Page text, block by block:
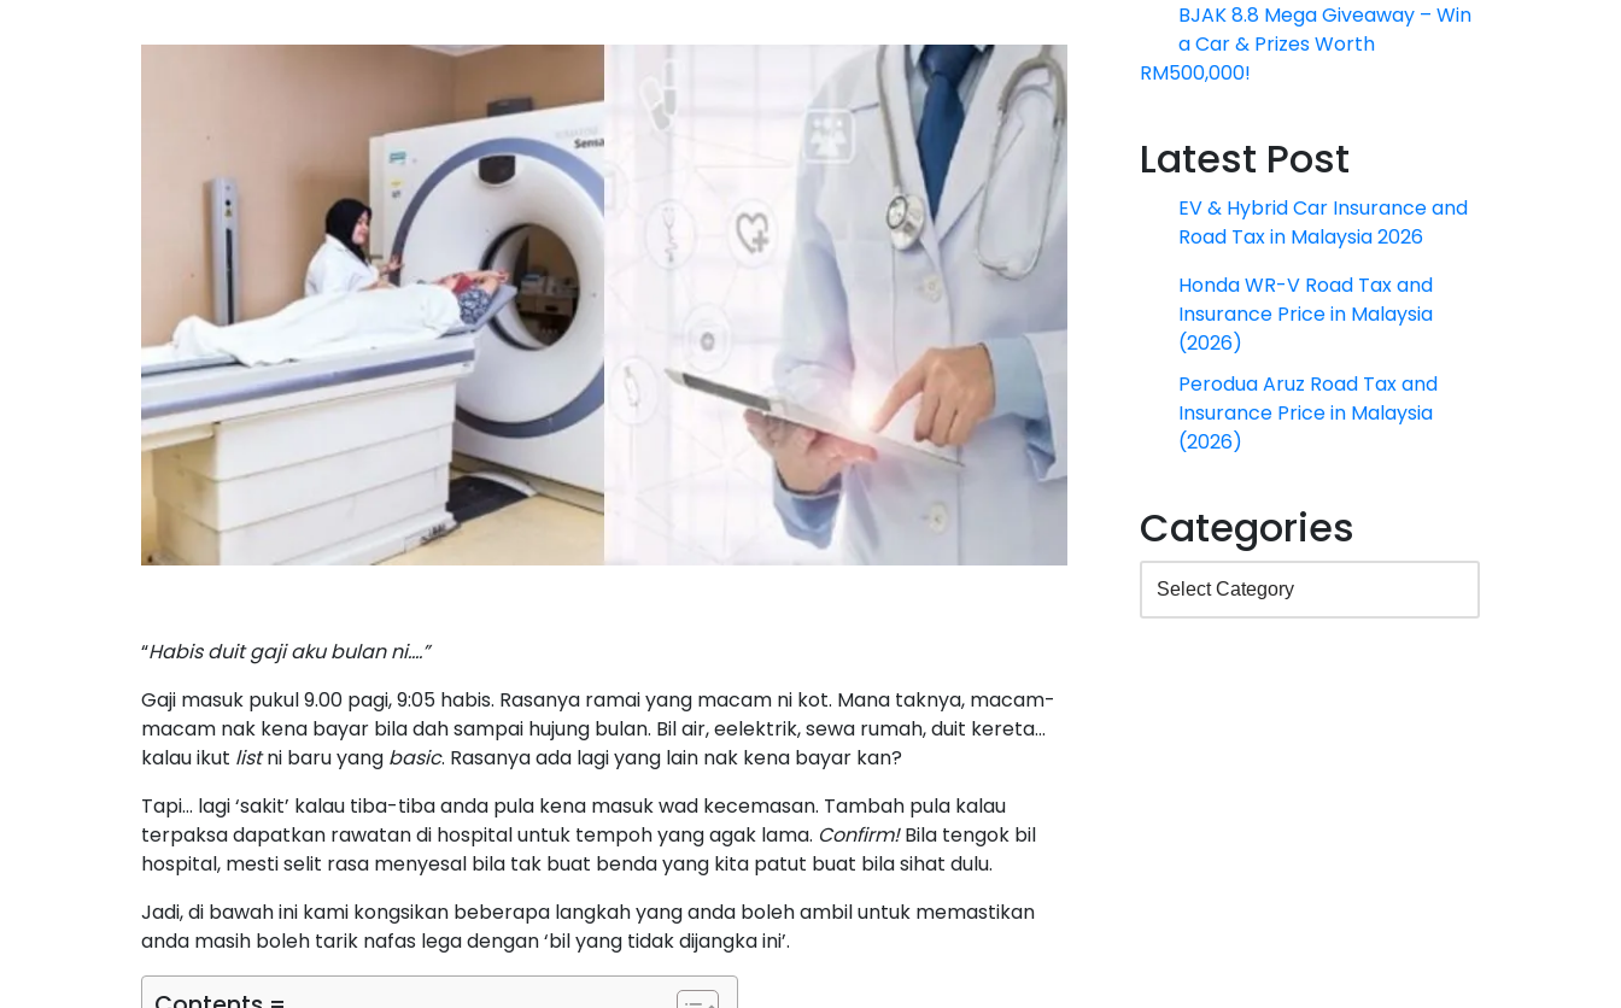
“Habis duit gaji aku bulan ni….”
Gaji masuk pukul 9.00 pagi, 9:05 habis. Rasanya ramai yang macam ni kot. Mana taknya, macam-
macam nak kena bayar bila dah sampai hujung bulan. Bil air, eelektrik, sewa rumah, duit kereta…
kalau ikut listni baru yang basic. Rasanya ada lagi yang lain nak kena bayar kan?
Tapi… lagi ‘sakit’ kalau tiba-tiba anda pula kena masuk wad kecemasan. Tambah pula kalau
terpaksa dapatkan rawatan di hospital untuk tempoh yang agak lama. Confirm!Bila tengok bil
hospital, mesti selit rasa menyesal bila tak buat benda yang kita patut buat bila sihat dulu.
Jadi, di bawah ini kami kongsikan beberapa langkah yang anda boleh ambil untuk memastikan
anda masih boleh tarik nafas lega dengan ‘bil yang tidak dijangka ini’.
BJAK 8.8 Mega Giveaway – Win
a Car & Prizes Worth
RM500,000!
Latest Post
EV & Hybrid Car Insurance and
Road Tax in Malaysia 2026
Honda WR-V Road Tax and
Insurance Price in Malaysia
(2026)
Perodua Aruz Road Tax and
Insurance Price in Malaysia
(2026)
Categories